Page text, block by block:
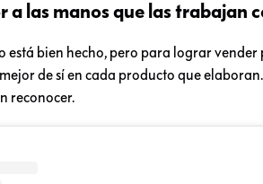
a las manos que las trabajan
está bien hecho, pero para lograr
de sí en cada producto que
reconocer.